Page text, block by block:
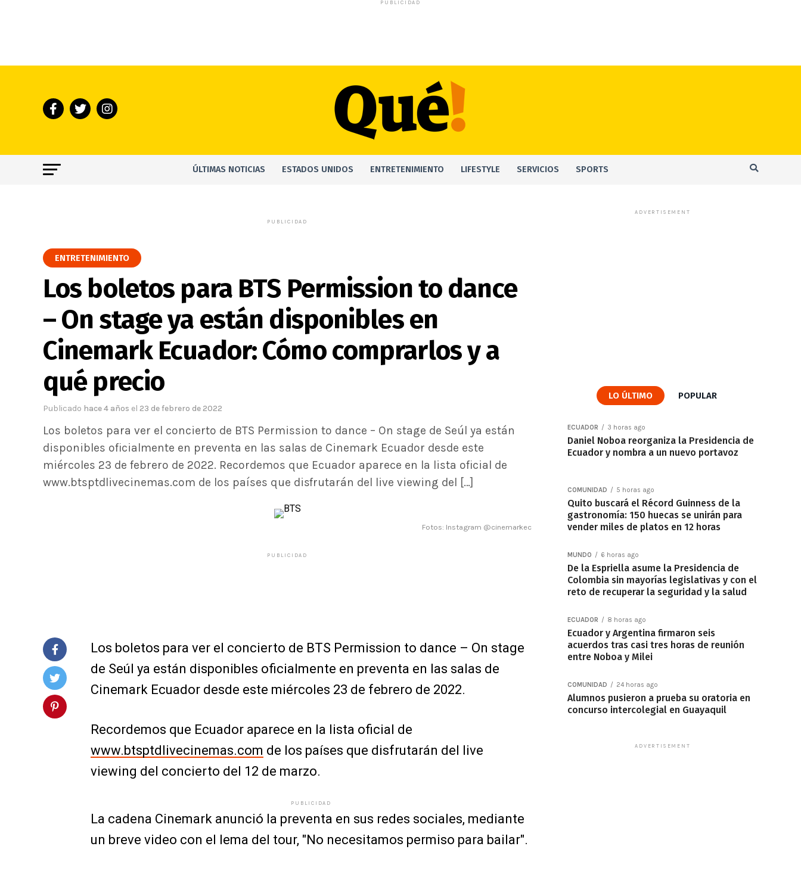
PUBLICIDAD
ÚLTIMAS NOTICIAS ESTADOS UNIDOS ENTRETENIMIENTO LIFESTYLE SERVICIOS SPORTS
PUBLICIDAD
ENTRETENIMIENTO
Los boletos para BTS Permission to dance
– On stage ya están disponibles en
Cinemark Ecuador: Cómo comprarlos y a
qué precio
Publicado hace 4 años el 23 de febrero de 2022
Los boletos para ver el concierto de BTS Permission to dance – On stage de Seúl ya están
disponibles oficialmente en preventa en las salas de Cinemark Ecuador desde este
miércoles 23 de febrero de 2022. Recordemos que Ecuador aparece en la lista oficial de
www.btsptdlivecinemas.com de los países que disfrutarán del live viewing del […]
Fotos: Instagram @cinemarkec
PUBLICIDAD
Los boletos para ver el concierto de BTS Permission to dance – On stage
de Seúl ya están disponibles oficialmente en preventa en las salas de
Cinemark Ecuador desde este miércoles 23 de febrero de 2022.
Recordemos que Ecuador aparece en la lista oficial de
www.btsptdlivecinemas.com de los países que disfrutarán del live
viewing del concierto del 12 de marzo.
PUBLICIDAD
La cadena Cinemark anunció la preventa en sus redes sociales, mediante
un breve video con el lema del tour, "No necesitamos permiso para bailar".
ADVERTISEMENT
LO ÚLTIMO POPULAR
ECUADOR 3 horas ago
Daniel Noboa reorganiza la Presidencia de
Ecuador y nombra a un nuevo portavoz
COMUNIDAD 5 horas ago
Quito buscará el Récord Guinness de la
gastronomía: 150 huecas se unirán para
vender miles de platos en 12 horas
MUNDO 6 horas ago
De la Espriella asume la Presidencia de
Colombia sin mayorías legislativas y con el
reto de recuperar la seguridad y la salud
ECUADOR 8 horas ago
Ecuador y Argentina firmaron seis
acuerdos tras casi tres horas de reunión
entre Noboa y Milei
COMUNIDAD 24 horas ago
Alumnos pusieron a prueba su oratoria en
concurso intercolegial en Guayaquil
ADVERTISEMENT